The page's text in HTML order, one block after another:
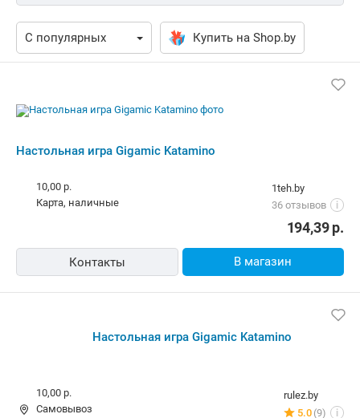
Купить на Shop.by
Настольная игра Gigamic Katamino
1teh.by
36 отзывов
i
10,00 р.
карта, наличные
194,39р.
Контакты В магазин
Настольная игра Gigamic Katamino
rulez.by
5.0 (9) i
10,00 р.
Самовывоз